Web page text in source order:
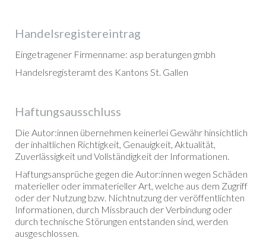
Handelsregistereintrag
Eingetragener Firmenname: asp beratungen gmbh
Handelsregisteramt des Kantons St. Gallen
Haftungsausschluss
Die Autor:innen übernehmen keinerlei Gewähr hinsichtlich
der inhaltlichen Richtigkeit, Genauigkeit, Aktualität,
Zuverlässigkeit und Vollständigkeit der Informationen.
Haftungsansprüche gegen die Autor:innen wegen Schäden
materieller oder immaterieller Art, welche aus dem Zugriff
oder der Nutzung bzw. Nichtnutzung der veröffentlichten
Informationen, durch Missbrauch der Verbindung oder
durch technische Störungen entstanden sind, werden
ausgeschlossen.